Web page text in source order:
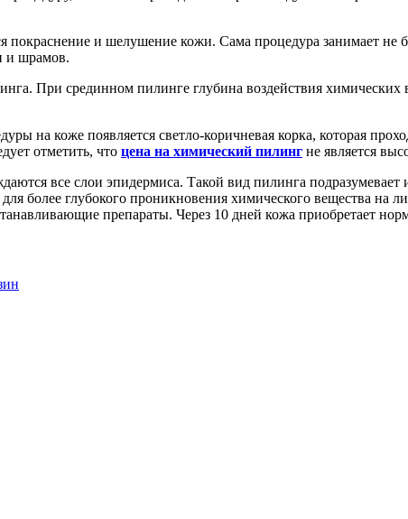
и шелушение кожи. Сама процедура занимает не
и шрамов.
При срединном пилинге глубина воздействия химических
на коже появляется светло-коричневая корка, которая
отметить, что цена на химический пилинг не является
все слои эпидермиса. Такой вид пилинга подразумевает
более глубокого проникновения химического вещества на
препараты. Через 10 дней кожа приобретает